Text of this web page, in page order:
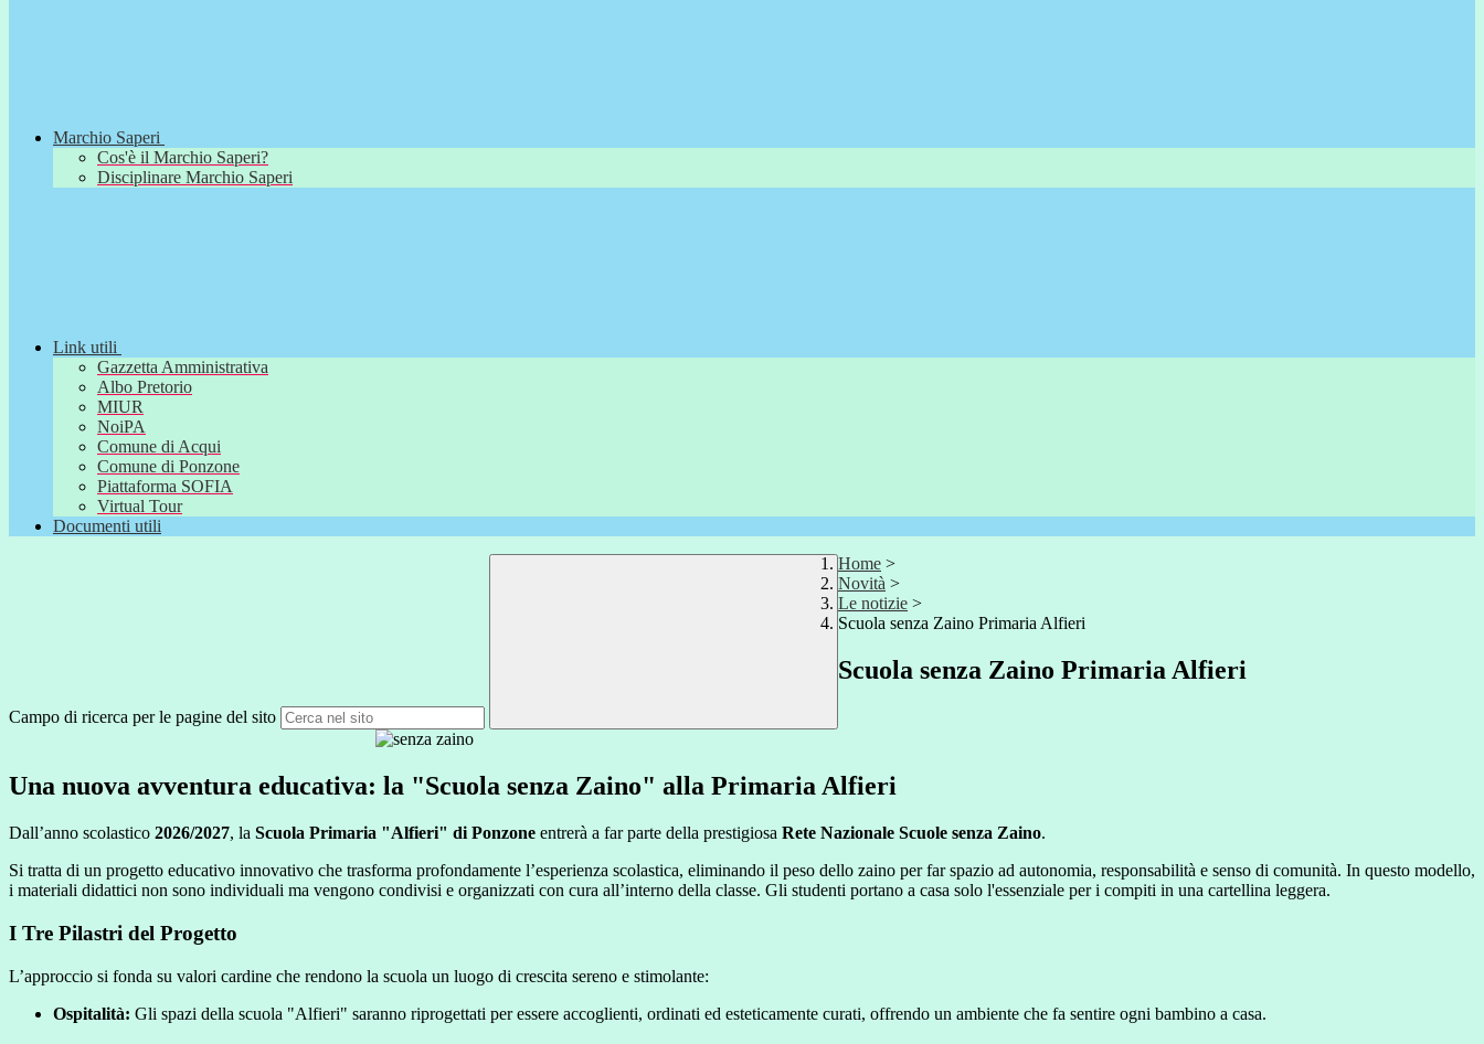
Marchio Saperi
Cos'è il Marchio Saperi?
Disciplinare Marchio Saperi
Link utili
Gazzetta Amministrativa
Albo Pretorio
MIUR
NoiPA
Comune di Acqui
Comune di Ponzone
Piattaforma SOFIA
Virtual Tour
Documenti utili
Campo di ricerca per le pagine del sito
Home >
Novità >
Le notizie >
Scuola senza Zaino Primaria Alfieri
Scuola senza Zaino Primaria Alfieri
Una nuova avventura educativa: la "Scuola senza Zaino" alla Primaria Alfieri
Dall’anno scolastico 2026/2027, la Scuola Primaria "Alfieri" di Ponzone entrerà a far parte della prestigiosa Rete Nazionale Scuole senza Zaino.
Si tratta di un progetto educativo innovativo che trasforma profondamente l’esperienza scolastica, eliminando il peso dello zaino per far spazio ad autonomia, responsabilità e senso di comunità. In questo modello,
i materiali didattici non sono individuali ma vengono condivisi e organizzati con cura all’interno della classe. Gli studenti portano a casa solo l'essenziale per i compiti in una cartellina leggera.
I Tre Pilastri del Progetto
L’approccio si fonda su valori cardine che rendono la scuola un luogo di crescita sereno e stimolante:
Ospitalità: Gli spazi della scuola "Alfieri" saranno riprogettati per essere accoglienti, ordinati ed esteticamente curati, offrendo un ambiente che fa sentire ogni bambino a casa.